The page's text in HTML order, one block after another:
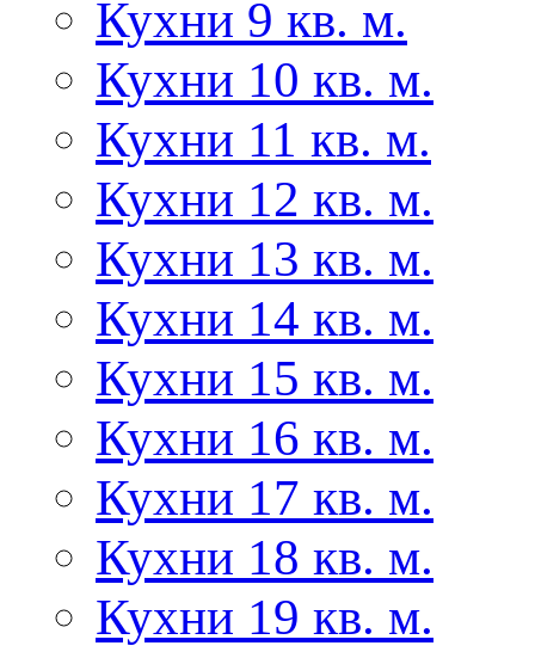
Кухни 9 кв. м.
Кухни 10 кв. м.
Кухни 11 кв. м.
Кухни 12 кв. м.
Кухни 13 кв. м.
Кухни 14 кв. м.
Кухни 15 кв. м.
Кухни 16 кв. м.
Кухни 17 кв. м.
Кухни 18 кв. м.
Кухни 19 кв. м.